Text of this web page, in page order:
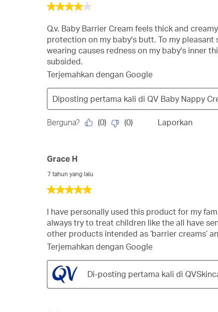
4
5
bintang.
Q.v. Baby Barrier Cream feels thick and
protection on my baby's butt. To my
wearing causes redness on my baby's inner
subsided.
Terjemahkan dengan Google
Diposting pertama kali di QV Baby Nappy
Berguna? (0) (0) Laporkan
5
5
bintang.
Grace H
7 tahun yang lalu
I have personally used this product for my
always try to treat children like the all have
other products intended as ‘barrier creams’
Terjemahkan dengan Google
Di-posting pertama kali di